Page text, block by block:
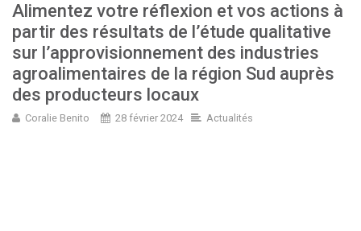
Alimentez votre réflexion et vos actions à
partir des résultats de l’étude qualitative
sur l’approvisionnement des industries
agroalimentaires de la région Sud auprès
des producteurs locaux
Coralie Benito 28 février 2024 Actualités